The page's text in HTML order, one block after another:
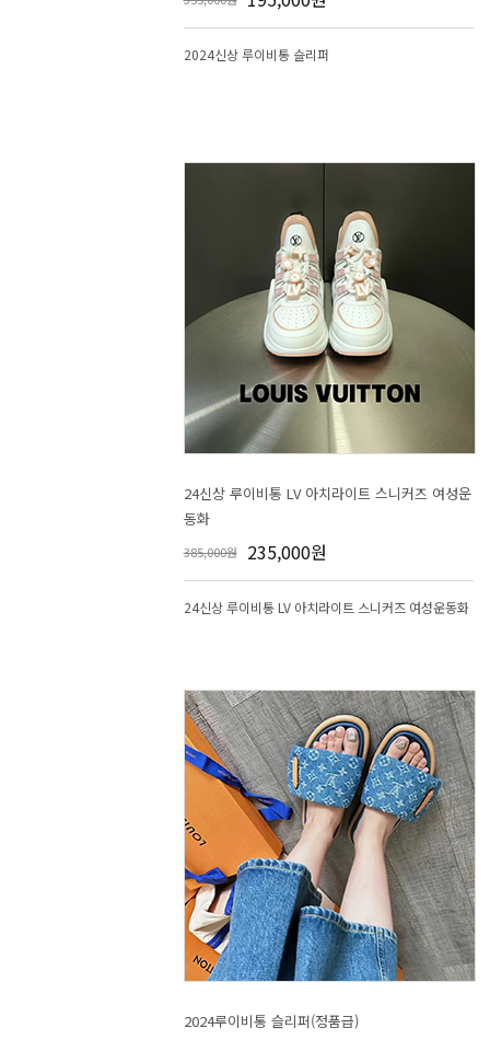
2024신상 루이비통 슬리퍼
동화
385,000원 235,000원
24신상 루이비통 LV 아치라이트 스니커즈 여성운동화
2024루이비통 슬리퍼(정품급)